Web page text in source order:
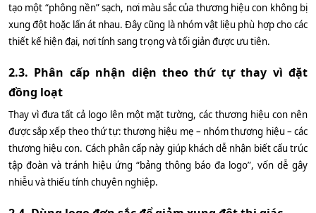
tạo một “phông nền” sạch, nơi màu sắc của thương hiệu con không bị
xung đột hoặc lấn át nhau. Đây cũng là nhóm vật liệu phù hợp cho các
thiết kế hiện đại, nơi tính sang trọng và tối giản được ưu tiên.
2.3. Phân cấp nhận diện theo thứ tự thay vì đặt
đồng loạt
Thay vì đưa tất cả logo lên một mặt tường, các thương hiệu con nên
được sắp xếp theo thứ tự: thương hiệu mẹ – nhóm thương hiệu – các
thương hiệu con. Cách phân cấp này giúp khách dễ nhận biết cấu trúc
tập đoàn và tránh hiệu ứng “bảng thông báo đa logo”, vốn dễ gây
nhiễu và thiếu tính chuyên nghiệp.